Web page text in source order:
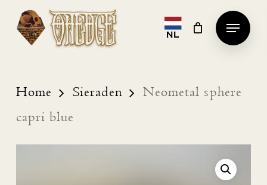
Skip
content
NL
Menu
Home Sieraden
Neometal sphere
capri blue